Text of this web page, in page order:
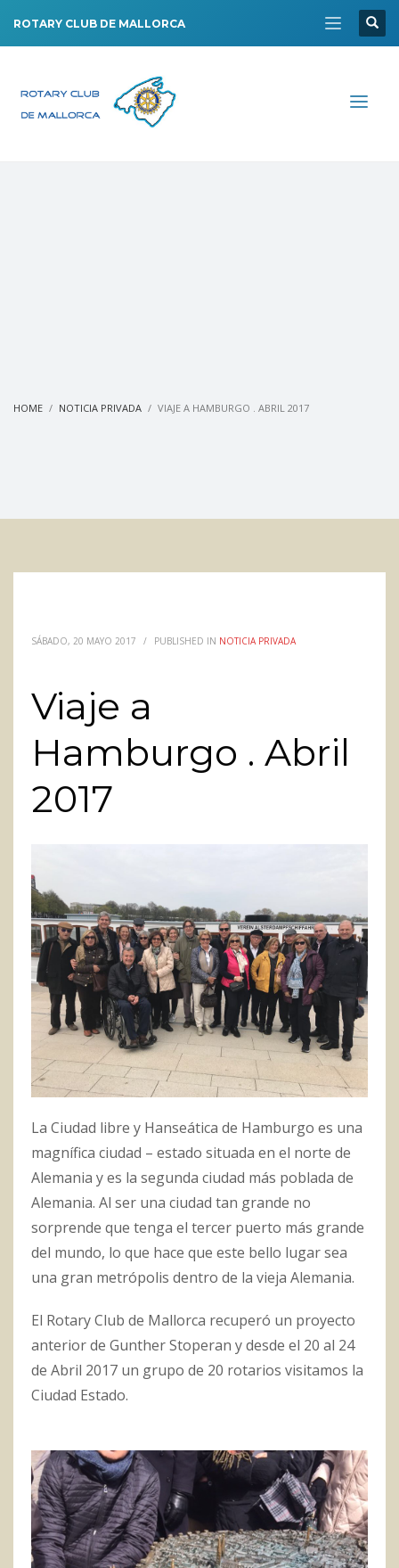
ROTARY CLUB DE MALLORCA
HOME NOTICIA PRIVADA VIAJE A HAMBURGO . ABRIL 2017
SÁBADO, 20 MAYO 2017 / PUBLISHED IN NOTICIA PRIVADA
Viaje a
Hamburgo . Abril
2017
La Ciudad libre y Hanseática de Hamburgo es una
magnífica ciudad – estado situada en el norte de
Alemania y es la segunda ciudad más poblada de
Alemania. Al ser una ciudad tan grande no
sorprende que tenga el tercer puerto más grande
del mundo, lo que hace que este bello lugar sea
una gran metrópolis dentro de la vieja Alemania.
El Rotary Club de Mallorca recuperó un proyecto
anterior de Gunther Stoperan y desde el 20 al 24
de Abril 2017 un grupo de 20 rotarios visitamos la
Ciudad Estado.